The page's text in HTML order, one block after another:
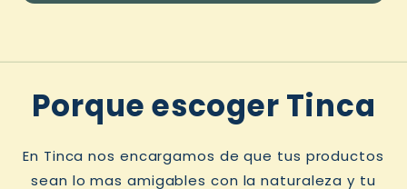
Porque escoger Tinca
En Tinca nos encargamos de que tus productos
sean lo mas amigables con la naturaleza y tu